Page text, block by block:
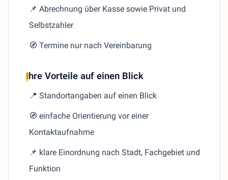
📌 Abrechnung über Kasse sowie Privat und
Selbstzahler
🧭 Termine nur nach Vereinbarung
Ihre Vorteile auf einen Blick
📍 Standortangaben auf einen Blick
🧭 einfache Orientierung vor einer
Kontaktaufnahme
📌 klare Einordnung nach Stadt, Fachgebiet und
Funktion